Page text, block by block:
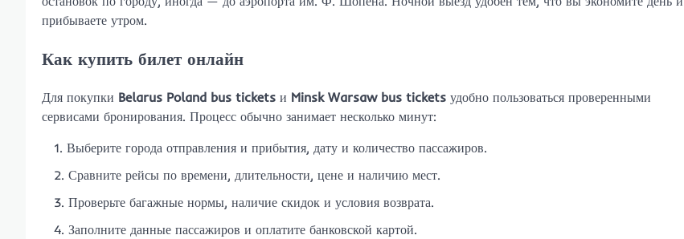
прибываете утром.
Как купить билет онлайн
Для покупки Belarus Poland bus tickets и Minsk Warsaw bus tickets удобно пользоваться проверенными
сервисами бронирования. Процесс обычно занимает несколько минут:
Выберите города отправления и прибытия, дату и количество пассажиров.
Сравните рейсы по времени, длительности, цене и наличию мест.
Проверьте багажные нормы, наличие скидок и условия возврата.
Заполните данные пассажиров и оплатите банковской картой.